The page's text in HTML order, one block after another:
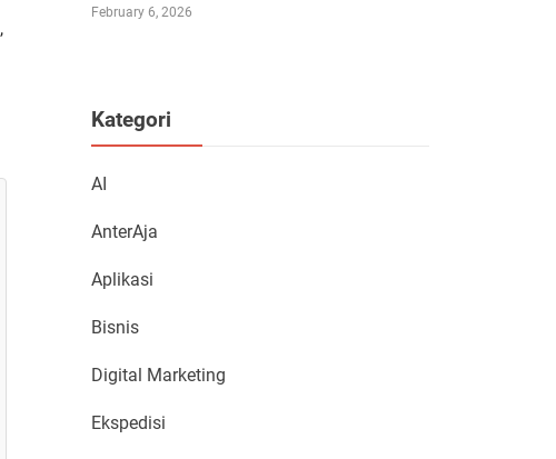
,
February 6, 2026
Kategori
AI
AnterAja
Aplikasi
Bisnis
Digital Marketing
Ekspedisi